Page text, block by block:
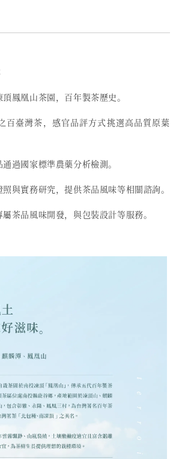
鳳凰山茶園，百年製茶歷史。
臺灣茶，感官品評方式挑選高品質原葉
過國家標準農藥分析檢測。
與實務研究，提供茶品風味等相關諮詢。
茶品風味開發，與包裝設計等服務。